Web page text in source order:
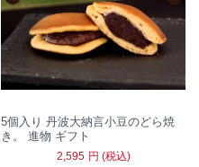
5個入り 丹波大納言小豆のどら焼
き。 進物 ギフト
2,595 円 (税込)